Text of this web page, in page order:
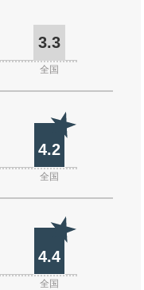
3.3
全国
4.2
全国
4.4
全国